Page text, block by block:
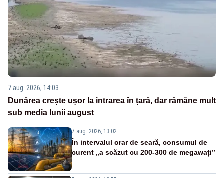
7 aug. 2026, 14:03
Dunărea crește ușor la intrarea în țară, dar rămâne mult
sub media lunii august
7 aug. 2026, 13:02
În intervalul orar de seară, consumul de
curent „a scăzut cu 200-300 de megawați”